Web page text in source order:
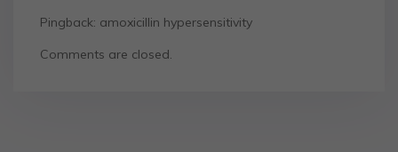
Pingback: amoxicillin hypersensitivity
Comments are closed.